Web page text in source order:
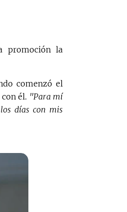
promoción la
comenzó el
él. "Para mí
días con mis